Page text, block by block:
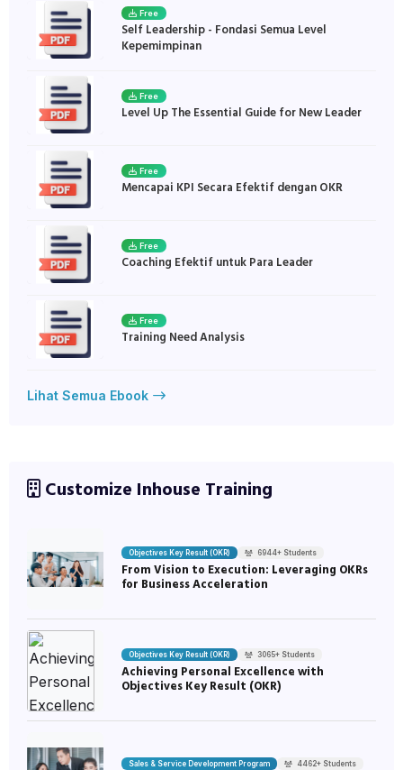
Free
Self Leadership - Fondasi Semua Level
Kepemimpinan
Free
Level Up The Essential Guide for New Leader
Free
Mencapai KPI Secara Efektif dengan OKR
Free
Coaching Efektif untuk Para Leader
Free
Training Need Analysis
Lihat Semua Ebook
Customize Inhouse Training
Objectives Key Result (OKR) 6944+ Students
From Vision to Execution: Leveraging OKRs
for Business Acceleration
Objectives Key Result (OKR) 3065+ Students
Achieving Personal Excellence with
Objectives Key Result (OKR)
Sales & Service Development Program 4462+ Students